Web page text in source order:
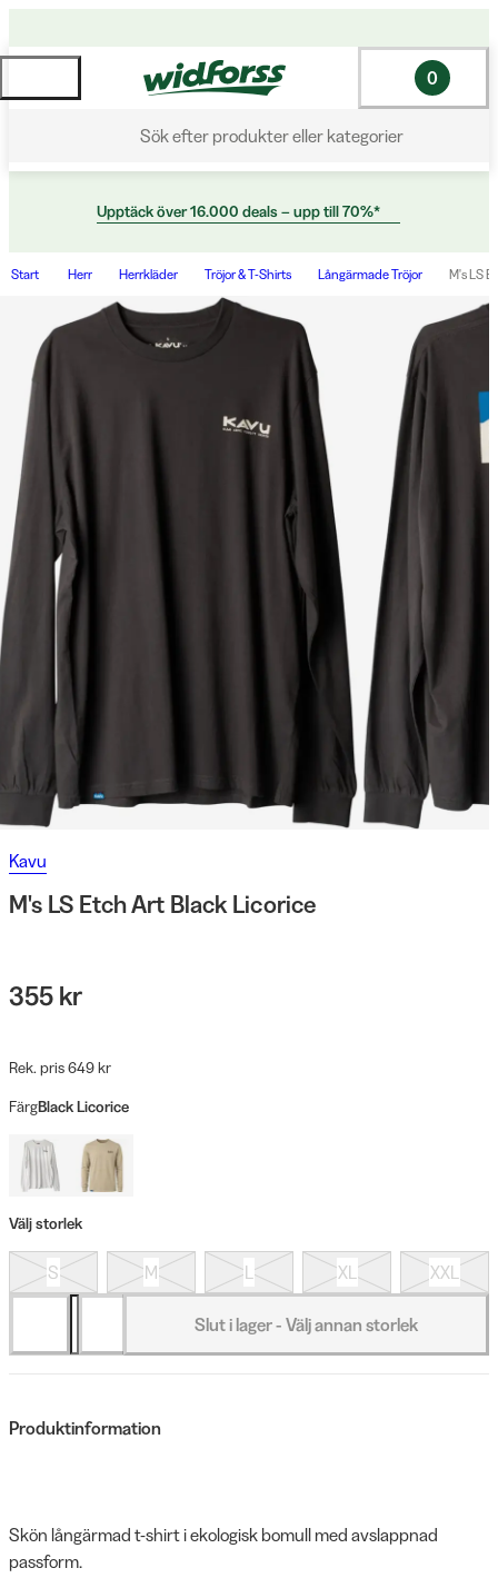
Sök efter produkter eller kategorier
0
Upptäck över 16.000 deals – upp till 70%*
Start Herr Herrkläder Tröjor & T-Shirts Långärmade Tröjor M's LS
Kavu
M's LS Etch Art Black Licorice
355 kr
Rek. pris 649 kr
FärgBlack Licorice
Välj storlek
S M L XL XXL
Slut i lager - Välj annan storlek
Produktinformation
Skön långärmad t-shirt i ekologisk bomull med avslappnad
passform.